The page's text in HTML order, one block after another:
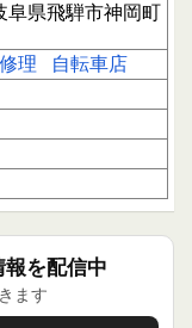
阜県飛騨市神岡町
理
自転車店
を配信中
ます